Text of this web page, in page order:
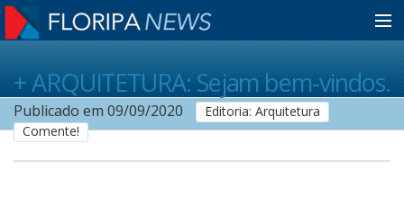
Home
Notícias
+ ARQUITETURA: Sejam bem-vindos.
Publicado em 09/09/2020
Editoria: Arquitetura
Comente!